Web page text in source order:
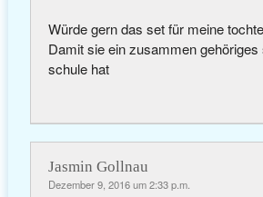
Würde gern das set für meine
Damit sie ein zusammen gehöriges
schule hat
Jasmin Gollnau
Dezember 9, 2016 um 2:33 p.m.